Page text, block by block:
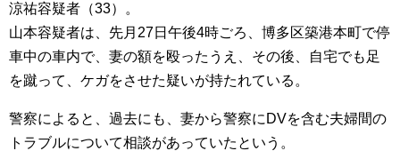
涼祐容疑者（33）。
山本容疑者は、先月27日午後4時ごろ、博多区築港本町で停
車中の車内で、妻の額を殴ったうえ、その後、自宅でも足
を蹴って、ケガをさせた疑いが持たれている。
警察によると、過去にも、妻から警察にDVを含む夫婦間の
トラブルについて相談があっていたという。